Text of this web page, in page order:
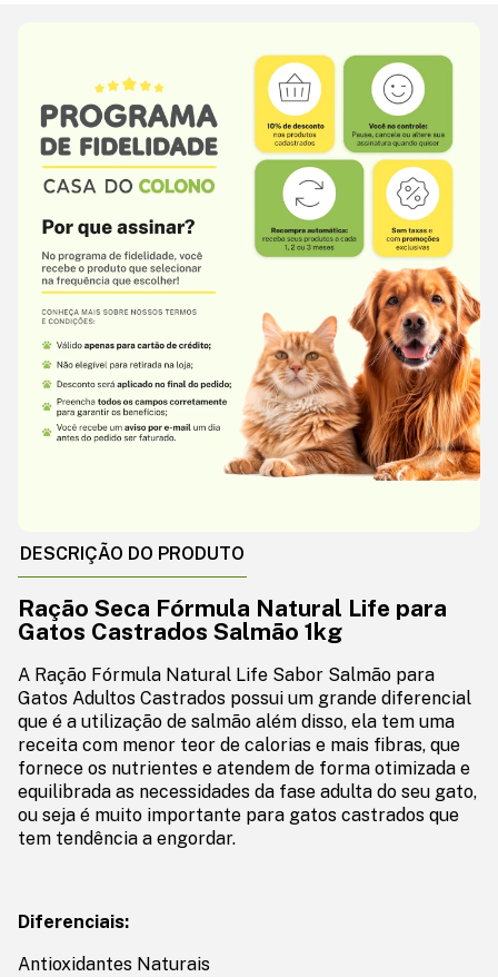
DESCRIÇÃO DO PRODUTO
Ração Seca Fórmula Natural Life para
Gatos Castrados Salmão 1kg
A Ração Fórmula Natural Life Sabor Salmão para
Gatos Adultos Castrados possui um grande diferencial
que é a utilização de salmão além disso, ela tem uma
receita com menor teor de calorias e mais fibras, que
fornece os nutrientes e atendem de forma otimizada e
equilibrada as necessidades da fase adulta do seu gato,
ou seja é muito importante para gatos castrados que
tem tendência a engordar.
Diferenciais:
Antioxidantes Naturais